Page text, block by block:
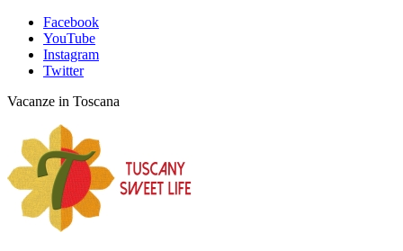
Facebook
YouTube
Instagram
Twitter
Vacanze in Toscana